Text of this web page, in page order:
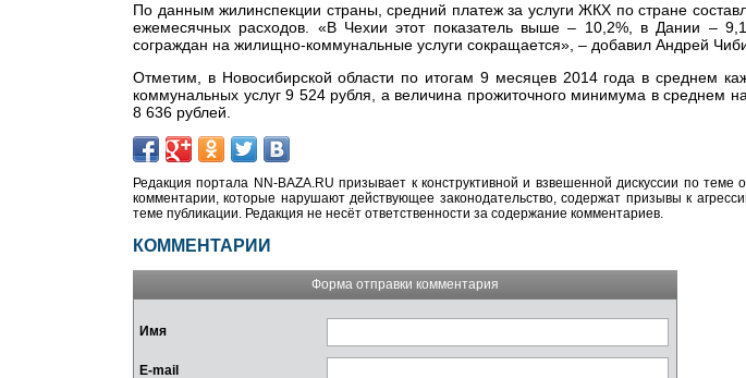
По данным жилинспекции страны, средний платеж за услуги ЖКХ по стране
ежемесячных расходов. «В Чехии этот показатель выше – 10,2%, в Дании –
сограждан на жилищно-коммунальные услуги сокращается», – добавил Андрей
Отметим, в Новосибирской области по итогам 9 месяцев 2014 года в среднем
коммунальных услуг 9 524 рубля, а величина прожиточного минимума в среднем
8 636 рублей.
Редакция портала NN-BAZA.RU призывает к конструктивной и взвешенной дискуссии по
комментарии, которые нарушают действующее законодательство, содержат призывы к
теме публикации. Редакция не несёт ответственности за содержание комментариев.
КОММЕНТАРИИ
Форма отправки комментария
Имя
E-mail